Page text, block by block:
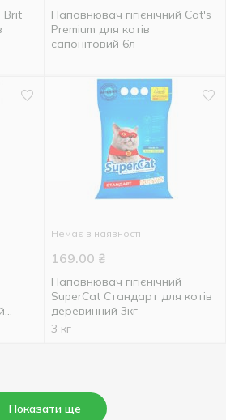
Brit
Наповнювач гігієнічний Cat's
Premium для котів
сапонітовий 6л
Немає в наявності
169.00 ₴
Наповнювач гігієнічний
SuperCat Стандарт для котів
деревинний 3кг
3 кг
Показати ще